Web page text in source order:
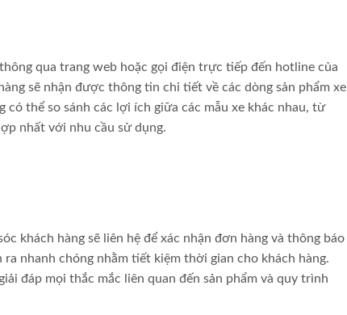
qua trang web hoặc gọi điện trực tiếp đến hotline của
sẽ nhận được thông tin chi tiết về các dòng sản phẩm xe
thể so sánh các lợi ích giữa các mẫu xe khác nhau, từ
nhất với nhu cầu sử dụng.
khách hàng sẽ liên hệ để xác nhận đơn hàng và thông báo
nhanh chóng nhằm tiết kiệm thời gian cho khách hàng.
đáp mọi thắc mắc liên quan đến sản phẩm và quy trình